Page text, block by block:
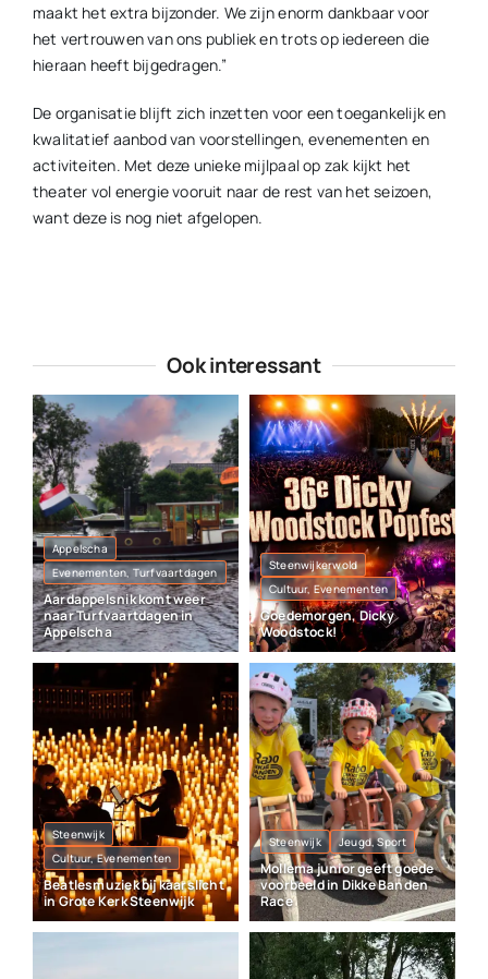
maakt het extra bijzonder. We zijn enorm dankbaar voor
het vertrouwen van ons publiek en trots op iedereen die
hieraan heeft bijgedragen.”
De organisatie blijft zich inzetten voor een toegankelijk en
kwalitatief aanbod van voorstellingen, evenementen en
activiteiten. Met deze unieke mijlpaal op zak kijkt het
theater vol energie vooruit naar de rest van het seizoen,
want deze is nog niet afgelopen.
Ook interessant
Appelscha
Evenementen, Turfvaartdagen
Aardappelsnik komt weer
naar Turfvaartdagen in
Appelscha
Steenwijkerwold
Cultuur, Evenementen
Goedemorgen, Dicky
Woodstock!
Steenwijk
Cultuur, Evenementen
Beatlesmuziek bij kaarslicht
in Grote Kerk Steenwijk
Steenwijk Jeugd, Sport
Mollema junior geeft goede
voorbeeld in Dikke Banden
Race